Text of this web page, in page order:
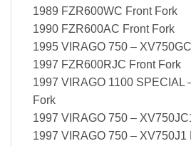
1989 FZR600WC Front Fork
1990 FZR600AC Front Fork
1995 VIRAGO 750 –
1997 FZR600RJC Front Fork
1997 VIRAGO 1100 SPECIAL
Fork
1997 VIRAGO 750 –
1997 VIRAGO 750 – XV750J1